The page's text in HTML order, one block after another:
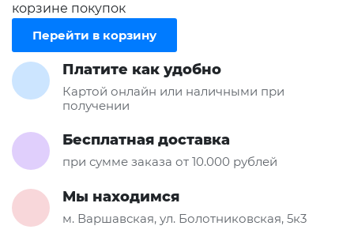
корзине покупок
Перейти в корзину
Платите как удобно
Картой онлайн или наличными при
получении
Бесплатная доставка
при сумме заказа от 10.000 рублей
Мы находимся
м. Варшавская, ул. Болотниковская, 5к3